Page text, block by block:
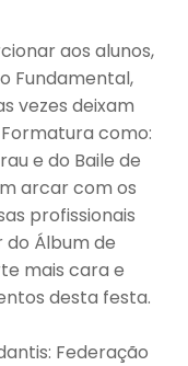
aos alunos,
Fundamental,
vezes deixam
como:
e do Baile de
arcar com os
profissionais
do Álbum de
mais cara e
desta festa.
Federação